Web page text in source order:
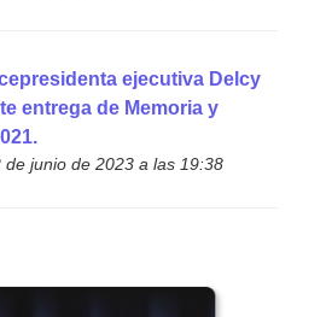
ejecutiva Delcy
entrega de Memoria y
junio de 2023 a las 19:38